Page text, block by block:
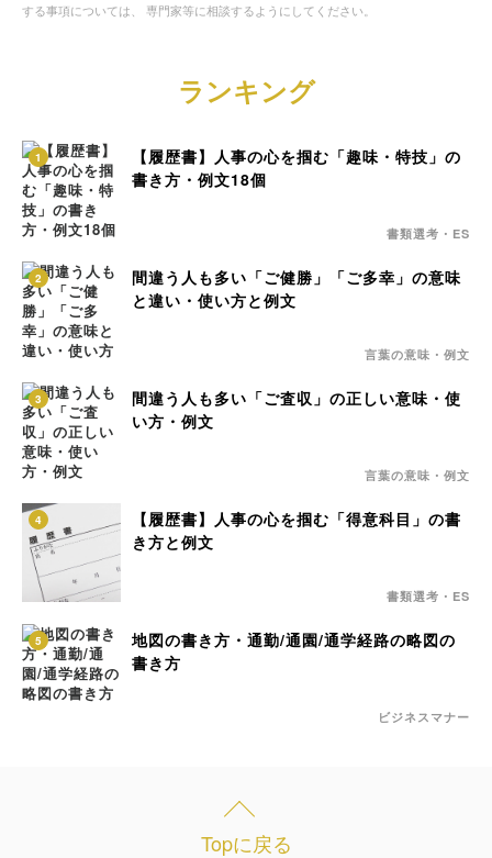
する事項については、 専門家等に相談するようにしてください。
ランキング
1
【履歴書】人事の心を掴む「趣味・特技」の
書き方・例文18個
書類選考・ES
2
間違う人も多い「ご健勝」「ご多幸」の意味
と違い・使い方と例文
言葉の意味・例文
3
間違う人も多い「ご査収」の正しい意味・使
い方・例文
言葉の意味・例文
4
【履歴書】人事の心を掴む「得意科目」の書
き方と例文
書類選考・ES
5
地図の書き方・通勤/通園/通学経路の略図の
書き方
ビジネスマナー
Topに戻る